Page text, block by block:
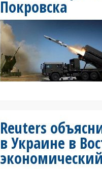
Покровска
Reuters
в Украине в